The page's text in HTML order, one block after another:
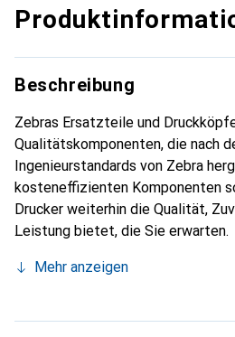
Beschreibung
Zebras Ersatzteile und
Qualitätskomponenten, die nach
Ingenieurstandards von Zebra
kosteneffizienten Komponenten
Drucker weiterhin die Qualität,
Leistung bietet, die Sie erwarten.
Mehr anzeigen